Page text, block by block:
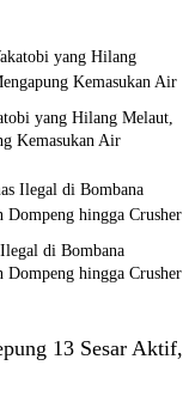
yang Hilang Melaut,
Kemasukan Air
di Bombana
hingga Crusher
13 Sesar Aktif,